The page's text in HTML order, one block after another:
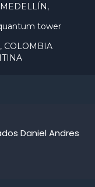
tower
COLOMBIA
Daniel Andres